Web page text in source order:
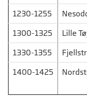
1230-1255
1300-1325
Lille
1330-1355
1400-1425